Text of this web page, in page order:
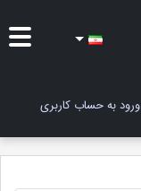
ورود به حساب کاربری